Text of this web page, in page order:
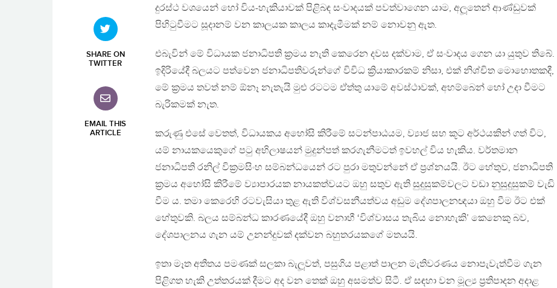
SHARE ON
TWITTER
EMAIL THIS
ARTICLE
දුරස්ථ වශයෙන් හෝ විය-හැකියාවක් පිළිබඳ සංවාදයක් පවත්වාගෙන යාම, අලූතෙන් ආණ්ඩුවක්
පිහිටුවීමට සූදානම් වන කාලයක කාලය කාදැමීමක් නම් නොවනු ඇත.
එබැවින් මේ විධායක ජනාධිපති ක්‍රමය නැති කෙරෙන දවස දක්වාම, ඒ සංවාදය ගෙන යා යුතුව තිබේ.
ඉදිරියේදී බලයට පත්වෙන ජනාධිපතිවරුන්ගේ විවිධ ක්‍රියාකාරකම් නිසා, එක් නිශ්චිත මොහොතකදී,
මේ ක්‍රමය තවත් නම් ඕනෑ නැතැයි මුළු රටටම ඒත්තු යාමේ අවස්ථාවක්, අහම්බෙන් හෝ උදා වීමට
බැරිකමක් නැත.
කරුණු එසේ වෙතත්, විධායකය අහෝසි කිරීමේ සටන්පාඨයම, ව්‍යාජ සහ කූට අර්ථයකින් ගත් විට,
යම් නායකයෙකුගේ පටු අභිලාෂයන් මුදුන්පත් කරගැනීමටත් ඉවහල් විය හැකිය. වර්තමාන
ජනාධිපති රනිල් වික්‍රමසිංහ සම්බන්ධයෙන් රට පුරා මතුවන්නේ ඒ ප්‍රශ්නයයි. ඊට හේතුව, ජනාධිපති
ක්‍රමය අහෝසි කිරීමේ ව්‍යාපාරයක නායකත්වයට ඔහු සතුව ඇති සුදුසුකම්වලට වඩා නුසුදුසුකම් වැඩි
වීම ය. තමා කෙරෙහි රටවැසියා තුළ ඇති විශ්වසනීයත්වය අඩුම දේශපාලනඥයා ඔහු වීම ඊට එක්
හේතුවකි. බලය සම්බන්ධ කාරණයේදී ඔහු වනාහී ‘විශ්වාසය තැබිය නොහැකි’ කෙනෙකු බව,
දේශපාලනය ගැන යම් උනන්දුවක් දක්වන බහුතරයකගේ මතයයි.
ඉතා මෑත අතීතය පමණක් සලකා බැලූවත්, පසුගිය පළාත් පාලන මැතිවරණය නොපැවැත්වීම ගැන
පිළිගත හැකි උත්තරයක් දීමට අද වන තෙක් ඔහු අසමත්ව සිටී. ඒ සඳහා වන මූල්‍ය ප්‍රතිපාදන අදාළ